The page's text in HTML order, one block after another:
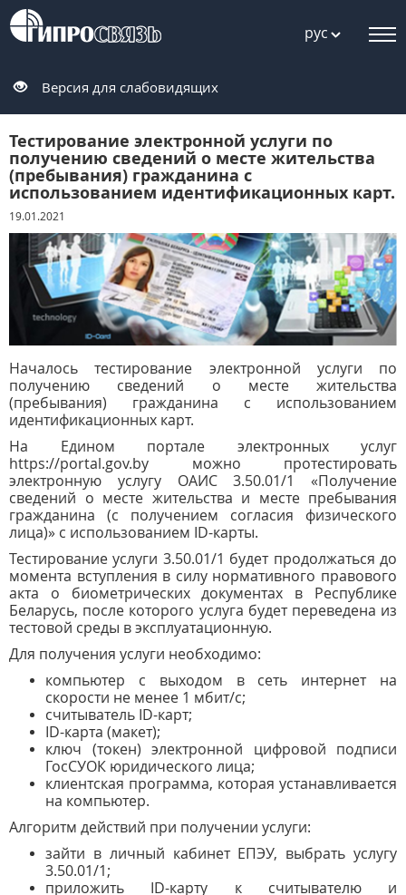
рус
Версия для слабовидящих
Тестирование электронной услуги по
получению сведений о месте жительства
(пребывания) гражданина с
использованием идентификационных карт.
19.01.2021
Началось тестирование электронной услуги по
получению сведений о месте жительства
(пребывания) гражданина с использованием
идентификационных карт.
На Едином портале электронных услуг
https://portal.gov.by можно протестировать
электронную услугу ОАИС 3.50.01/1 «Получение
сведений о месте жительства и месте пребывания
гражданина (с получением согласия физического
лица)» с использованием ID-карты.
Тестирование услуги 3.50.01/1 будет продолжаться до
момента вступления в силу нормативного правового
акта о биометрических документах в Республике
Беларусь, после которого услуга будет переведена из
тестовой среды в эксплуатационную.
Для получения услуги необходимо:
компьютер с выходом в сеть интернет на
скорости не менее 1 мбит/с;
считыватель ID-карт;
ID-карта (макет);
ключ (токен) электронной цифровой подписи
ГосСУОК юридического лица;
клиентская программа, которая устанавливается
на компьютер.
Алгоритм действий при получении услуги:
зайти в личный кабинет ЕПЭУ, выбрать услугу
3.50.01/1;
приложить ID-карту к считывателю и